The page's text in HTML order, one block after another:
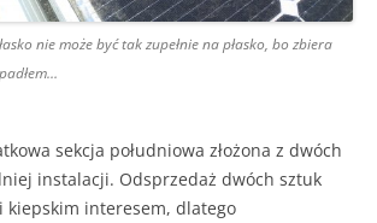
nie może być tak zupełnie na płasko, bo zbiera
sekcja południowa złożona z dwóch
instalacji. Odsprzedaż dwóch sztuk
kiepskim interesem, dlatego